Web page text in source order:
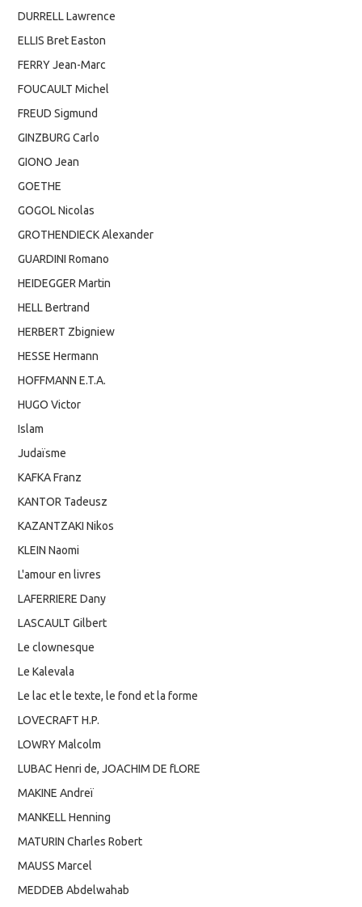
DURRELL Lawrence
ELLIS Bret Easton
FERRY Jean-Marc
FOUCAULT Michel
FREUD Sigmund
GINZBURG Carlo
GIONO Jean
GOETHE
GOGOL Nicolas
GROTHENDIECK Alexander
GUARDINI Romano
HEIDEGGER Martin
HELL Bertrand
HERBERT Zbigniew
HESSE Hermann
HOFFMANN E.T.A.
HUGO Victor
Islam
Judaïsme
KAFKA Franz
KANTOR Tadeusz
KAZANTZAKI Nikos
KLEIN Naomi
L'amour en livres
LAFERRIERE Dany
LASCAULT Gilbert
Le clownesque
Le Kalevala
Le lac et le texte, le fond et la forme
LOVECRAFT H.P.
LOWRY Malcolm
LUBAC Henri de, JOACHIM DE fLORE
MAKINE Andreï
MANKELL Henning
MATURIN Charles Robert
MAUSS Marcel
MEDDEB Abdelwahab